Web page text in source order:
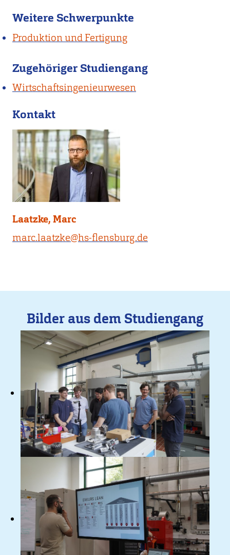
Weitere Schwerpunkte
Produktion und Fertigung
Zugehöriger Studiengang
Wirtschaftsingenieurwesen
Kontakt
Laatzke, Marc
marc.laatzke@hs-flensburg.de
Bilder aus dem Studiengang
Bild